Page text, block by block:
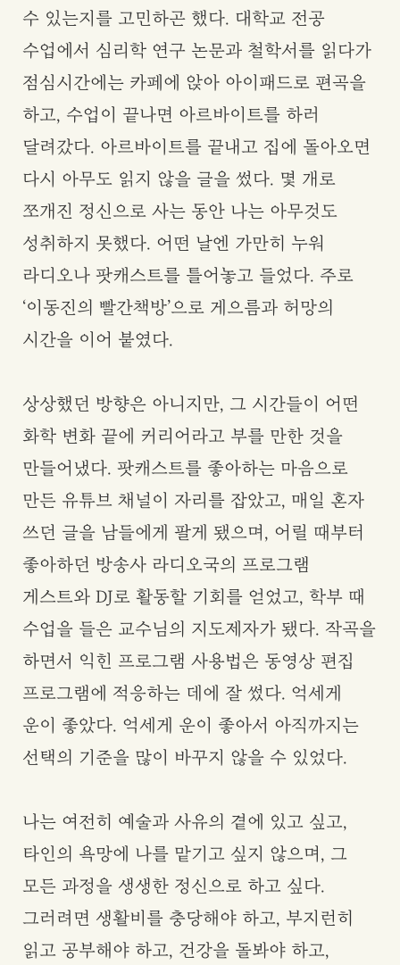
수 있는지를 고민하곤 했다. 대학교 전공
수업에서 심리학 연구 논문과 철학서를 읽다가
점심시간에는 카페에 앉아 아이패드로 편곡을
하고, 수업이 끝나면 아르바이트를 하러
달려갔다. 아르바이트를 끝내고 집에 돌아오면
다시 아무도 읽지 않을 글을 썼다. 몇 개로
쪼개진 정신으로 사는 동안 나는 아무것도
성취하지 못했다. 어떤 날엔 가만히 누워
라디오나 팟캐스트를 틀어놓고 들었다. 주로
‘이동진의 빨간책방’으로 게으름과 허망의
시간을 이어 붙였다.
상상했던 방향은 아니지만, 그 시간들이 어떤
화학 변화 끝에 커리어라고 부를 만한 것을
만들어냈다. 팟캐스트를 좋아하는 마음으로
만든 유튜브 채널이 자리를 잡았고, 매일 혼자
쓰던 글을 남들에게 팔게 됐으며, 어릴 때부터
좋아하던 방송사 라디오국의 프로그램
게스트와 DJ로 활동할 기회를 얻었고, 학부 때
수업을 들은 교수님의 지도제자가 됐다. 작곡을
하면서 익힌 프로그램 사용법은 동영상 편집
프로그램에 적응하는 데에 잘 썼다. 억세게
운이 좋았다. 억세게 운이 좋아서 아직까지는
선택의 기준을 많이 바꾸지 않을 수 있었다.
나는 여전히 예술과 사유의 곁에 있고 싶고,
타인의 욕망에 나를 맡기고 싶지 않으며, 그
모든 과정을 생생한 정신으로 하고 싶다.
그러려면 생활비를 충당해야 하고, 부지런히
읽고 공부해야 하고, 건강을 돌봐야 하고,